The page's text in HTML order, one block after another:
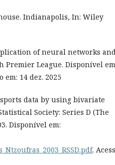
Indianapolis, In: Wiley
of neural networks
League. Disponível
em: 14 dez. 2025
sports data by using bivariate
Society: Series D (The
Disponível em:
.